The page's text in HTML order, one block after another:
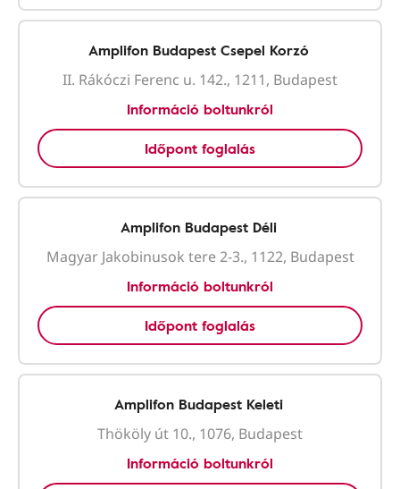
Amplifon Budapest Csepel Korzó
II. Rákóczi Ferenc u. 142., 1211, Budapest
Információ boltunkról
Időpont foglalás
Amplifon Budapest Déli
Magyar Jakobinusok tere 2-3., 1122, Budapest
Információ boltunkról
Időpont foglalás
Amplifon Budapest Keleti
Thököly út 10., 1076, Budapest
Információ boltunkról